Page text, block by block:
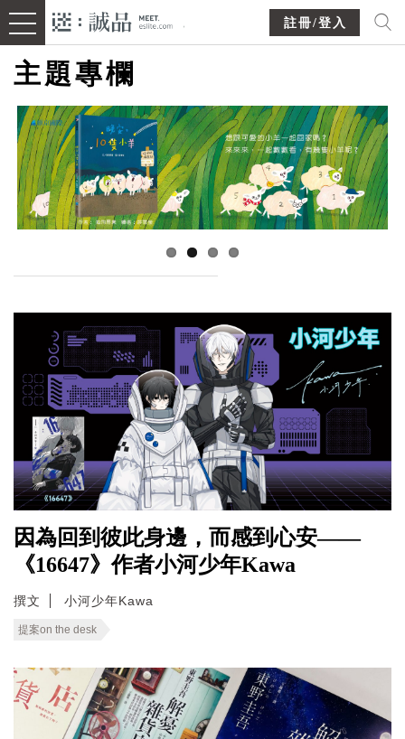
註冊/登入
主題專欄
因為回到彼此身邊，而感到心安——
《16647》作者小河少年Kawa
撰文 小河少年Kawa
提案on the desk